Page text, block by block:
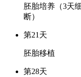
胚胎培养（3天
断）
第21天
胚胎移植
第28天